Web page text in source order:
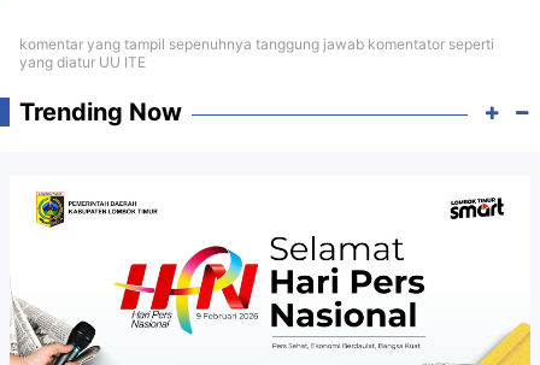
komentar yang tampil sepenuhnya tanggung jawab komentator seperti
yang diatur UU ITE
Trending Now